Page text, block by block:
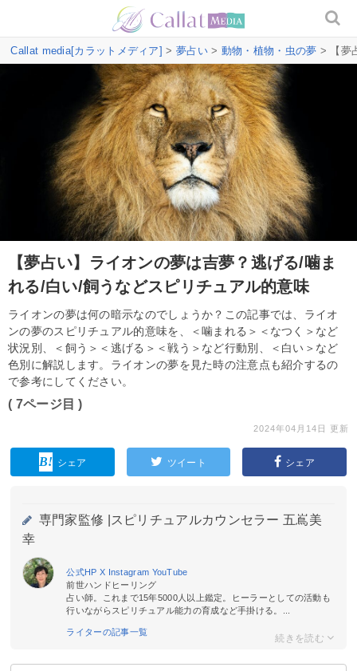
Callat media[カラットメディア] > 夢占い> 動物・植物・虫の夢 > 【夢
【夢占い】ライオンの夢は吉夢？逃げる/噛ま
れる/白い/飼うなどスピリチュアル的意味
ライオンの夢は何の暗示なのでしょうか？この記事では、ライオ
ンの夢のスピリチュアル的意味を、＜噛まれる＞＜なつく＞など
状況別、＜飼う＞＜逃げる＞＜戦う＞など行動別、＜白い＞など
色別に解説します。ライオンの夢を見た時の注意点も紹介するの
で参考にしてください。
( 7ページ目 )
2024年04月14日 更新
シェア ツイート シェア
専門家監修 |
スピリチュアルカウンセラー 五嶌美
幸
公式HP X Instagram YouTube
前世ハンドヒーリング
占い師。これまで15年5000人以上鑑定。ヒーラーとしての活動も
行いながらスピリチュアル能力の育成など手掛ける。...
ライターの記事一覧